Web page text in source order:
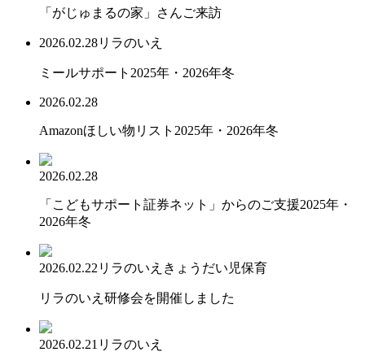
「がじゅまるの家」さんご来訪
2026.02.28リラのいえ
ミールサポート2025年・2026年冬
2026.02.28
Amazonほしい物リスト2025年・2026年冬
2026.02.28
「こどもサポート証券ネット」からのご支援2025年・
2026年冬
2026.02.22 リラのいえ きょうだい児保育
リラのいえ研修会を開催しました
2026.02.21 リラのいえ